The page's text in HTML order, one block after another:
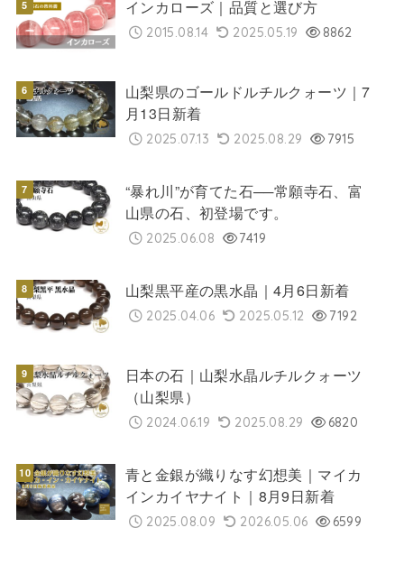
インカローズ｜品質と選び方
2015.08.14 2025.05.19 8862
山梨県のゴールドルチルクォーツ｜7
月13日新着
2025.07.13 2025.08.29 7915
“暴れ川”が育てた石──常願寺石、富
山県の石、初登場です。
2025.06.08 7419
山梨黒平産の黒水晶｜4月6日新着
2025.04.06 2025.05.12 7192
日本の石｜山梨水晶ルチルクォーツ
（山梨県）
2024.06.19 2025.08.29 6820
青と金銀が織りなす幻想美｜マイカ
インカイヤナイト｜8月9日新着
2025.08.09 2026.05.06 6599